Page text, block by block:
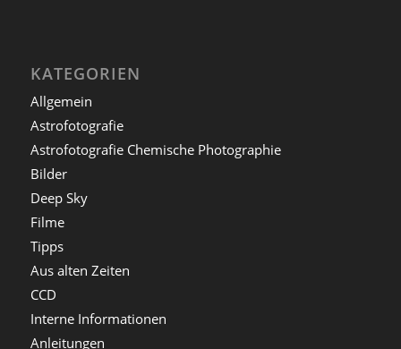
KATEGORIEN
Allgemein
Astrofotografie
Astrofotografie Chemische Photographie
Bilder
Deep Sky
Filme
Tipps
Aus alten Zeiten
CCD
Interne Informationen
Anleitungen